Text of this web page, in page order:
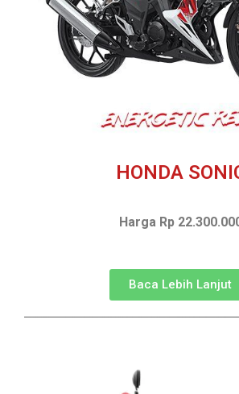
HONDA
Harga Rp
Baca Lebih Lanjut